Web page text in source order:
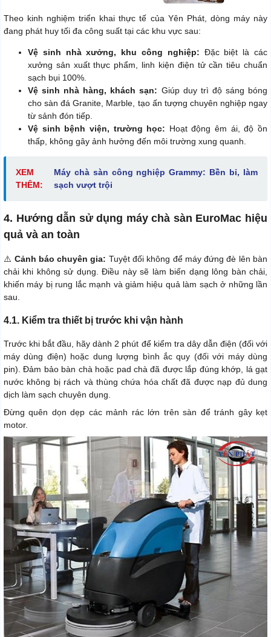
Theo kinh nghiệm triển khai thực tế của Yên Phát, dòng máy này
đang phát huy tối đa công suất tại các khu vực sau:
Vệ sinh nhà xưởng, khu công nghiệp: Đặc biệt là các
xưởng sản xuất thực phẩm, linh kiện điện tử cần tiêu chuẩn
sạch bụi 100%.
Vệ sinh nhà hàng, khách sạn: Giúp duy trì độ sáng bóng
cho sàn đá Granite, Marble, tạo ấn tượng chuyên nghiệp ngay
từ sảnh đón tiếp.
Vệ sinh bệnh viện, trường học: Hoạt động êm ái, độ ồn
thấp, không gây ảnh hưởng đến môi trường xung quanh.
XEM
THÊM:
Máy chà sàn công nghiệp Grammy: Bền bỉ, làm
sạch vượt trội
4. Hướng dẫn sử dụng máy chà sàn EuroMac hiệu
quả và an toàn
⚠️ Cảnh báo chuyên gia: Tuyệt đối không để máy đứng đè lên bàn
chải khi không sử dụng. Điều này sẽ làm biến dạng lông bàn chải,
khiến máy bị rung lắc mạnh và giảm hiệu quả làm sạch ở những lần
sau.
4.1. Kiểm tra thiết bị trước khi vận hành
Trước khi bắt đầu, hãy dành 2 phút để kiểm tra dây dẫn điện (đối với
máy dùng điện) hoặc dung lượng bình ắc quy (đối với máy dùng
pin). Đảm bảo bàn chà hoặc pad chà đã được lắp đúng khớp, lá gạt
nước không bị rách và thùng chứa hóa chất đã được nạp đủ dung
dịch làm sạch chuyên dụng.
Đừng quên dọn dẹp các mảnh rác lớn trên sàn để tránh gây kẹt
motor.